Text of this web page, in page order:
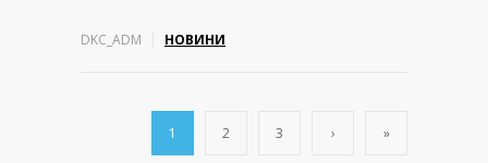
DKC_ADM НОВИНИ
1 2 3 › »